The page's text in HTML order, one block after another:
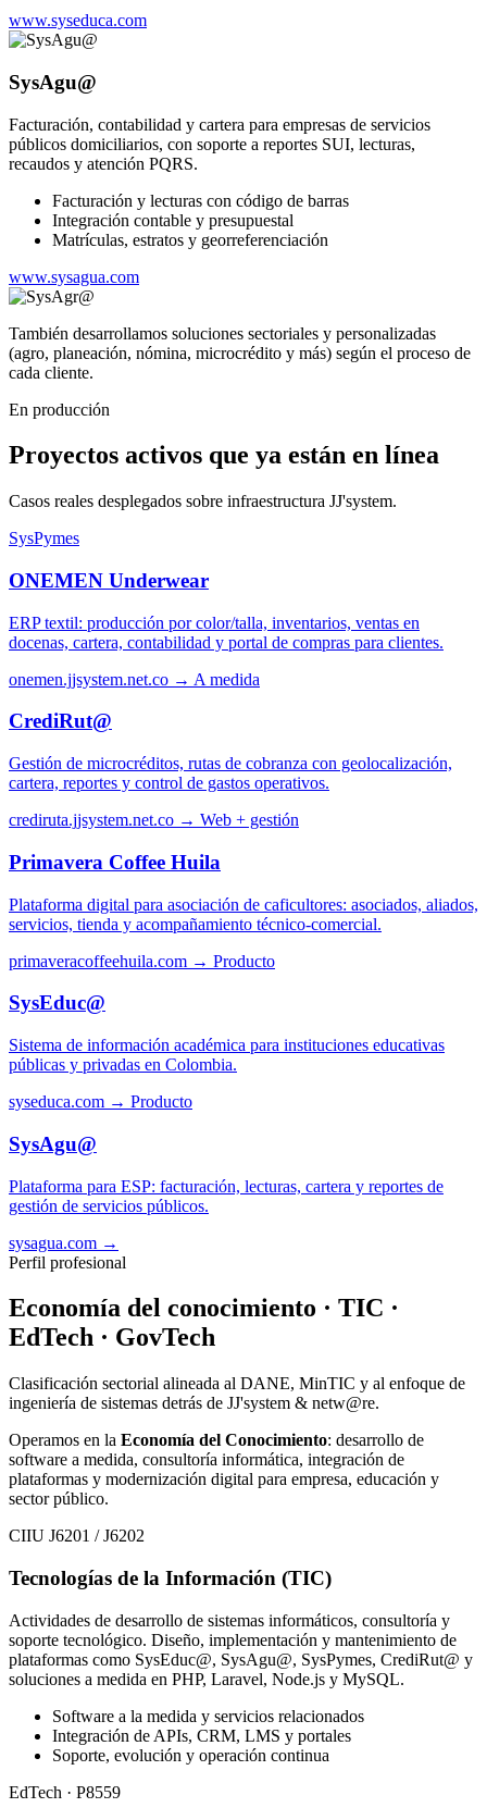
www.syseduca.com
SysAgu@
Facturación, contabilidad y cartera para empresas de servicios
públicos domiciliarios, con soporte a reportes SUI, lecturas,
recaudos y atención PQRS.
Facturación y lecturas con código de barras
Integración contable y presupuestal
Matrículas, estratos y georreferenciación
www.sysagua.com
También desarrollamos soluciones sectoriales y personalizadas
(agro, planeación, nómina, microcrédito y más) según el proceso de
cada cliente.
En producción
Proyectos activos que ya están en línea
Casos reales desplegados sobre infraestructura JJ'system.
SysPymes
ONEMEN Underwear
ERP textil: producción por color/talla, inventarios, ventas en
docenas, cartera, contabilidad y portal de compras para clientes.
onemen.jjsystem.net.co → A medida
CrediRut@
Gestión de microcréditos, rutas de cobranza con geolocalización,
cartera, reportes y control de gastos operativos.
crediruta.jjsystem.net.co → Web + gestión
Primavera Coffee Huila
Plataforma digital para asociación de caficultores: asociados, aliados,
servicios, tienda y acompañamiento técnico-comercial.
primaveracoffeehuila.com → Producto
SysEduc@
Sistema de información académica para instituciones educativas
públicas y privadas en Colombia.
syseduca.com → Producto
SysAgu@
Plataforma para ESP: facturación, lecturas, cartera y reportes de
gestión de servicios públicos.
sysagua.com →
Perfil profesional
Economía del conocimiento · TIC ·
EdTech · GovTech
Clasificación sectorial alineada al DANE, MinTIC y al enfoque de
ingeniería de sistemas detrás de JJ'system & netw@re.
Operamos en la Economía del Conocimiento: desarrollo de
software a medida, consultoría informática, integración de
plataformas y modernización digital para empresa, educación y
sector público.
CIIU J6201 / J6202
Tecnologías de la Información (TIC)
Actividades de desarrollo de sistemas informáticos, consultoría y
soporte tecnológico. Diseño, implementación y mantenimiento de
plataformas como SysEduc@, SysAgu@, SysPymes, CrediRut@ y
soluciones a medida en PHP, Laravel, Node.js y MySQL.
Software a la medida y servicios relacionados
Integración de APIs, CRM, LMS y portales
Soporte, evolución y operación continua
EdTech · P8559